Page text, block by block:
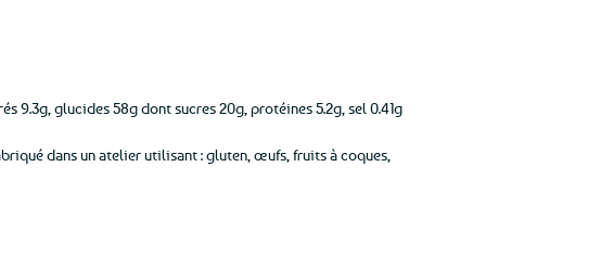
9.3g, glucides 58g dont sucres 20g, protéines 5.2g, sel 0.41g
dans un atelier utilisant : gluten, œufs, fruits à coques,